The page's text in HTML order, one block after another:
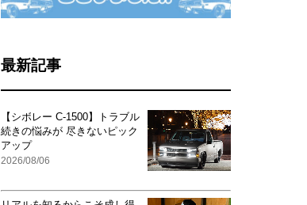
最新記事
【シボレー C-1500】トラブル
続きの悩みが 尽きないピック
アップ
2026/08/06